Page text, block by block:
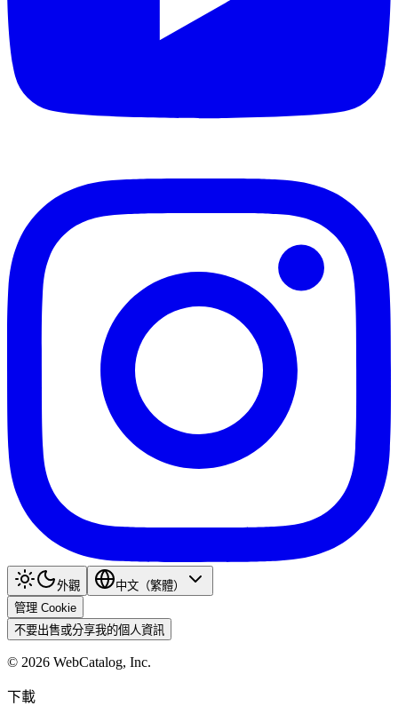
外觀
中文（繁體）
管理 Cookie
不要出售或分享我的個人資訊
© 2026 WebCatalog, Inc.
下載